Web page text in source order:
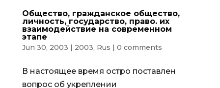
Общество, гражданское общество,
личность, государство, право. их
взаимодействие на современном
этапе
Jun 30, 2003 | 2003, Rus | 0 comments
В настоящее время остро поставлен
вопрос об укреплении